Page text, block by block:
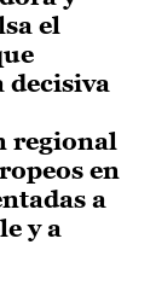
el
decisiva
regional
en
a
y a